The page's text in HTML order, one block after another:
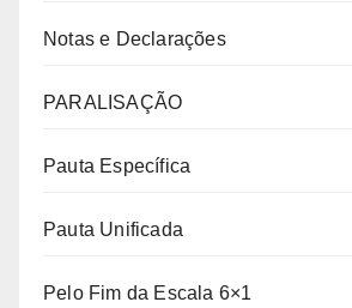
Notas e Declarações
PARALISAÇÃO
Pauta Específica
Pauta Unificada
Pelo Fim da Escala 6×1